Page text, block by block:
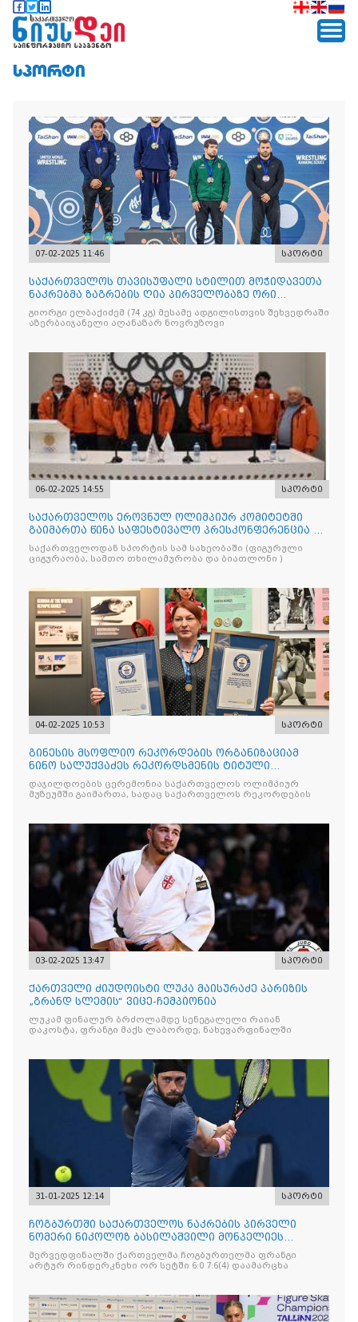
ᲡᲞᲝᲠᲢᲘ
07-02-2025 11:46 სპორტი
საქართველოს თავისუფალი სტილით მოჭიდავეთა
ნაკრებმა ზაგრების ღია პირველობაზე ორი
ბრინჯაოს მედალი მოიპოვა
გიორგი ელბაქიძემ (74 კგ) მესამე ადგილისთვის შეხვედრაში
აზერბაიჯანელი აღანაზარ ნოვრუზოვი
06-02-2025 14:55 სპორტი
საქართველოს ეროვნულ ოლიმპიურ კომიტეტში
გაიმართა წინა საფესტივალო პრესკონფერენცია და
ევროპის ზამთრის XVII ახალგაზრდული ოლიმპიური
ფესტივალისთვის საქართველოს ნაკრები გუნდის
საქართველოდან სპორტის სამ სახეობაში (ფიგურული
ციგურაობა, სამთო თხილამურობა და ბიათლონი )
04-02-2025 10:53 სპორტი
გინესის მსოფლიო რეკორდების ორგანიზაციამ
ნინო სალუქვაძეს რეკორდსმენის ტიტული
ერთდროულად ორ კატეგორიაში მიანიჭა
დაჯილდოების ცერემონია საქართველოს ოლიმპიურ
მუზეუმში გაიმართა, სადაც საქართველოს რეკორდების
03-02-2025 13:47 სპორტი
ქართველი ძიუდოისტი ლუკა მაისურაძე პარიზის
„გრანდ სლემის“ ვიცე-ჩემპიონია
ლუკამ ფინალურ ბრძოლამდე სენეგალელი რაიან
დაკოსტა, ფრანგი მაქს ლაბორდე, ნახევარფინალში
31-01-2025 12:14 სპორტი
ჩოგბურთში საქართველოს ნაკრების პირველი
ნომერი ნიკოლოზ ბასილაშვილი მონპელიეს
ტურნირის მეოთხედფინალში ითამაშებს
მერვედფინალში ქართველმა ჩოგბურთელმა ფრანგი
არტურ რინდერკნეხი ორ სეტში 6:0 7:6(4) დაამარცხა